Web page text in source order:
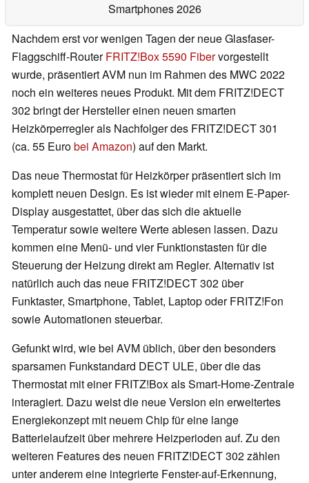
Smartphones 2026
Nachdem erst vor wenigen Tagen der neue Glasfaser-
Flaggschiff-RouterFRITZ!Box 5590 Fibervorgestellt
wurde, präsentiert AVM nun im Rahmen des MWC 2022
noch ein weiteres neues Produkt. Mit dem FRITZ!DECT
302 bringt der Hersteller einen neuen smarten
Heizkörperregler als Nachfolger des FRITZ!DECT 301
(ca. 55 Eurobei Amazon) auf den Markt.
Das neue Thermostat für Heizkörper präsentiert sich im
komplett neuen Design. Es ist wieder mit einem E-Paper-
Display ausgestattet, über das sich die aktuelle
Temperatur sowie weitere Werte ablesen lassen. Dazu
kommen eine Menü- und vier Funktionstasten für die
Steuerung der Heizung direkt am Regler. Alternativ ist
natürlich auch das neue FRITZ!DECT 302 über
Funktaster, Smartphone, Tablet, Laptop oder FRITZ!Fon
sowie Automationen steuerbar.
Gefunkt wird, wie bei AVM üblich, über den besonders
sparsamen Funkstandard DECT ULE, über die das
Thermostat mit einer FRITZ!Box als Smart-Home-Zentrale
interagiert. Dazu weist die neue Version ein erweitertes
Energiekonzept mit neuem Chip für eine lange
Batterielaufzeit über mehrere Heizperioden auf. Zu den
weiteren Features des neuen FRITZ!DECT 302 zählen
unter anderem eine integrierte Fenster-auf-Erkennung,